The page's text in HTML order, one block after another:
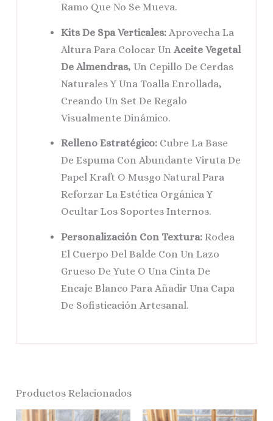
Ramo Que No Se Mueva.
Kits De Spa Verticales: Aprovecha La
Altura Para Colocar UnAceite Vegetal
De Almendras, Un Cepillo De Cerdas
Naturales Y Una Toalla Enrollada,
Creando Un Set De Regalo
Visualmente Dinámico.
Relleno Estratégico: Cubre La Base
De Espuma Con Abundante Viruta De
Papel Kraft O Musgo Natural Para
Reforzar La Estética Orgánica Y
Ocultar Los Soportes Internos.
Personalización Con Textura: Rodea
El Cuerpo Del Balde Con Un Lazo
Grueso De Yute O Una Cinta De
Encaje Blanco Para Añadir Una Capa
De Sofisticación Artesanal.
Productos Relacionados